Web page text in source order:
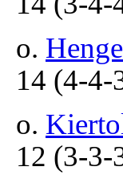
o.
14 (4-
o.
12 (3-